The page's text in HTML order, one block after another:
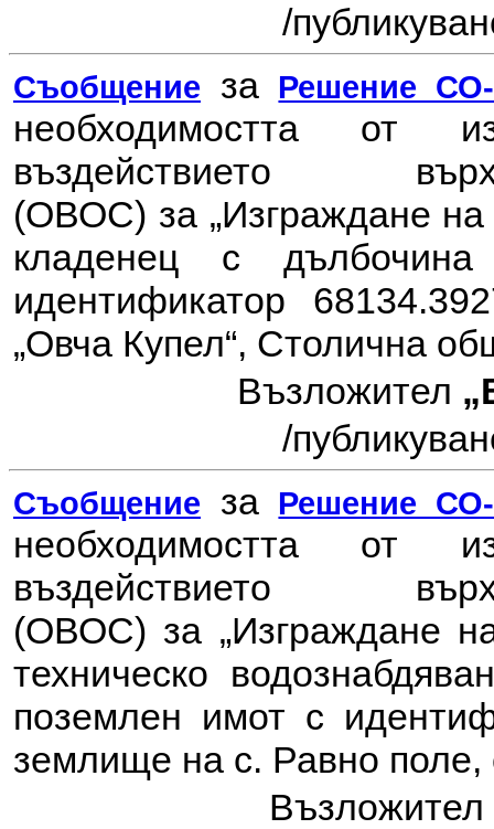
/
Съобщение за Решение СО-
необходимостта от
въздействието
(ОВОС) за „Изграждане
кладенец с
идентификатор
„Овча Купел“, Столична
Възложител
/
Съобщение за Решение СО-
необходимостта от
въздействието
(ОВОС) за „Изграждане
техническо
поземлен имот с
землище на с. Равно
Възложител